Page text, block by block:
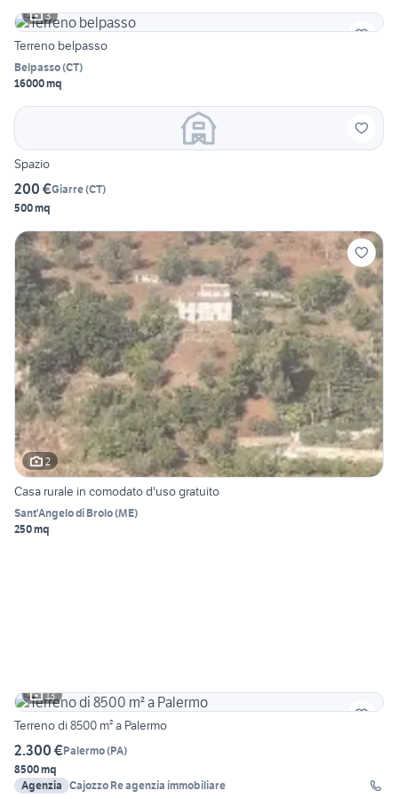
3
Terreno belpasso
Belpasso(CT)
16000 mq
Spazio
200 €Giarre(CT)
500 mq
2
Casa rurale in comodato d'uso gratuito
Sant'Angelo di Brolo(ME)
250 mq
13
Terreno di 8500 m² a Palermo
2.300 €Palermo(PA)
8500 mq
Agenzia Cajozzo Re agenzia immobiliare